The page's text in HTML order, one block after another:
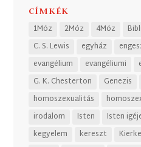
CÍMKÉK
1Móz 2Móz 4Móz
C. S. Lewis
egyház
evangélium
evangéliumi
G. K. Chesterton
Genezis
homoszexualitás
irodalom
Isten Isten
kegyelem
kereszt